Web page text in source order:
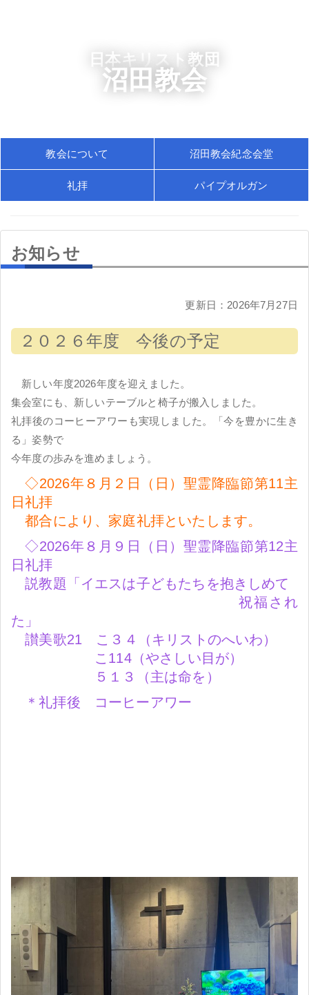
日本キリスト教団
沼田教会
教会について 沼田教会紀念会堂
礼拝 パイプオルガン
お知らせ
更新日：2026年7月27日
２０２６年度 今後の予定
新しい年度2026年度を迎えました。
集会室にも、新しいテーブルと椅子が搬入しました。
礼拝後のコーヒーアワーも実現しました。「今を豊かに生き
る」姿勢で
今年度の歩みを進めましょう。
◇2026年８月２日（日）聖霊降臨節第11主
日礼拝
都合により、家庭礼拝といたします。
◇2026年８月９日（日）聖霊降臨節第12主
日礼拝
説教題「イエスは子どもたちを抱きしめて
祝福され
た」
讃美歌21 こ３４（キリストのへいわ）
こ114（やさしい目が）
５１３（主は命を）
＊礼拝後 コーヒーアワー